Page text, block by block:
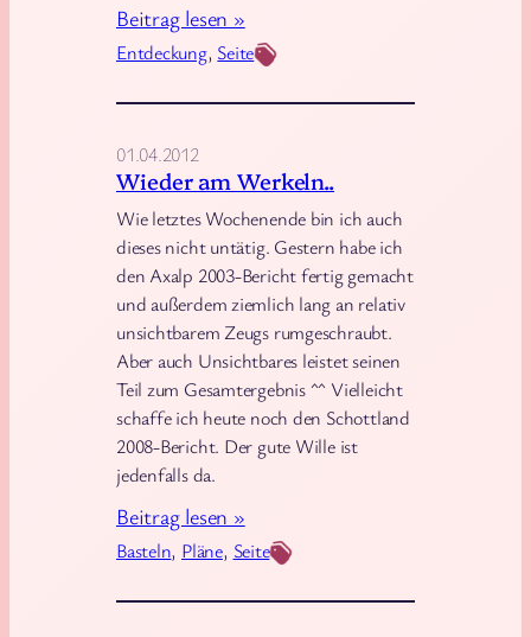
Entdeckung, Seite
Beitrag lesen »:
V
r
c
h
l
a
g
w
o
r
t
!
Basteln, Pläne, Seite
01.04.2012
Wieder am Werkeln..
Wie letztes Wochenende bin ich auch
dieses nicht untätig. Gestern habe ich
den Axalp 2003-Bericht fertig gemacht
und außerdem ziemlich lang an relativ
unsichtbarem Zeugs rumgeschraubt.
Aber auch Unsichtbares leistet seinen
Teil zum Gesamtergebnis ^^ Vielleicht
schaffe ich heute noch den Schottland
2008-Bericht. Der gute Wille ist
jedenfalls da.
Beitrag lesen »:
W
e